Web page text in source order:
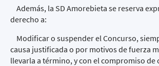
Además, la SD Amorebieta se reserva
derecho a:
Modificar o suspender el Concurso,
causa justificada o por motivos de fuerza
llevarla a término, y con el compromiso de